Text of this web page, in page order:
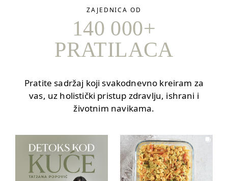
ZAJEDNICA OD
140 000+
PRATILACA
Pratite sadržaj koji svakodnevno kreiram za
vas, uz holistički pristup zdravlju, ishrani i
životnim navikama.